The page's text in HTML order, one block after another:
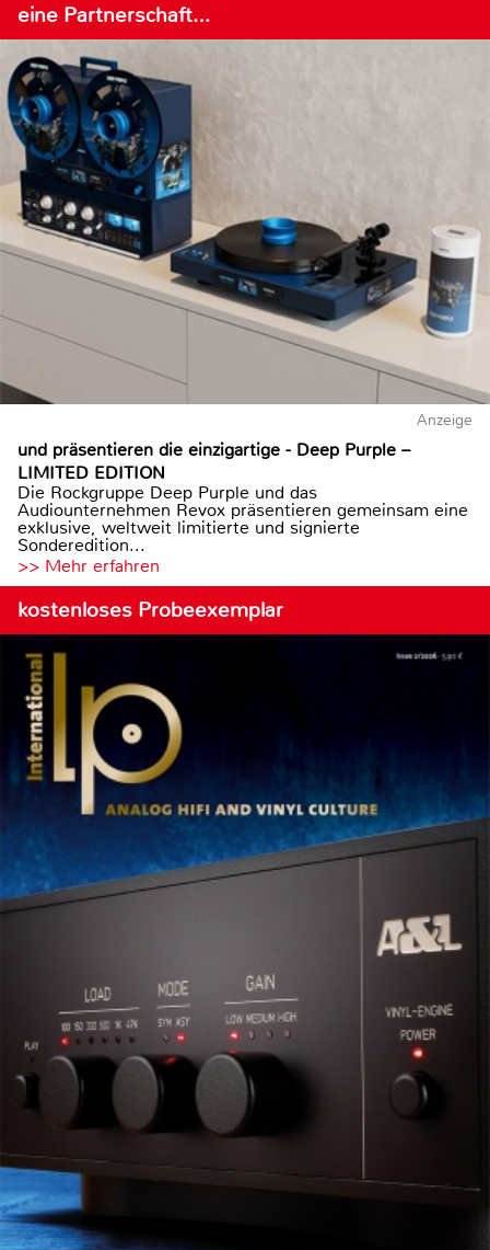
eine Partnerschaft…
Anzeige
und präsentieren die einzigartige - Deep Purple –
LIMITED EDITION
Die Rockgruppe Deep Purple und das
Audiounternehmen Revox präsentieren gemeinsam eine
exklusive, weltweit limitierte und signierte
Sonderedition...
>> Mehr erfahren
kostenloses Probeexemplar